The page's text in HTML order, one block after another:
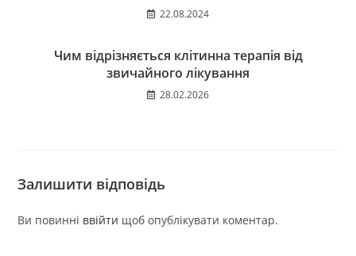
22.08.2024
Чим відрізняється клітинна терапія від
звичайного лікування
28.02.2026
Залишити відповідь
Ви повинні ввійти щоб опублікувати коментар.